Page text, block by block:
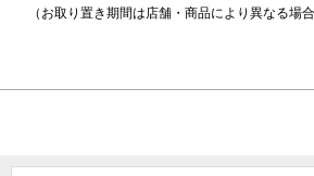
（お取り置き期間は店舗・商品により異なる場